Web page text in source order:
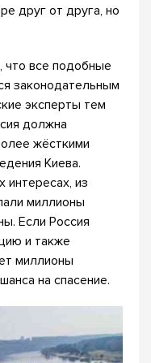
друг от друга, но
все подобные
законодательным
эксперты тем
должна
жёсткими
Киева.
интересах, из
миллионы
Если Россия
и также
миллионы
на спасение.